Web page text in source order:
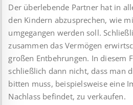
Der überlebende Partner hat in
den Kindern abzusprechen, wie
umgegangen werden soll.
zusammen das Vermögen
großen Entbehrungen. In diesem
schließlich dann nicht, dass man
bitten muss, beispielsweise eine
Nachlass befindet, zu verkaufen.